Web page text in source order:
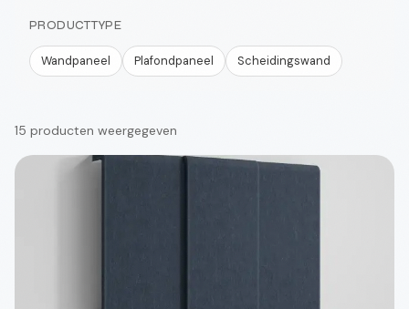
PRODUCTTYPE
Wandpaneel Plafondpaneel Scheidingswand
15 producten weergegeven